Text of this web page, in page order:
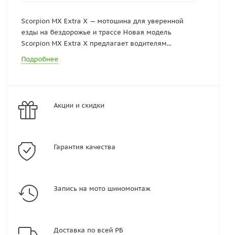
Scorpion MX Extra X — мотошина для уверенной
езды на бездорожье и трассе Новая модель
Scorpion MX Extra X предлагает водителям...
Подробнее
Акции и скидки
Гарантия качества
Запись на мото шиномонтаж
Доставка по всей РБ